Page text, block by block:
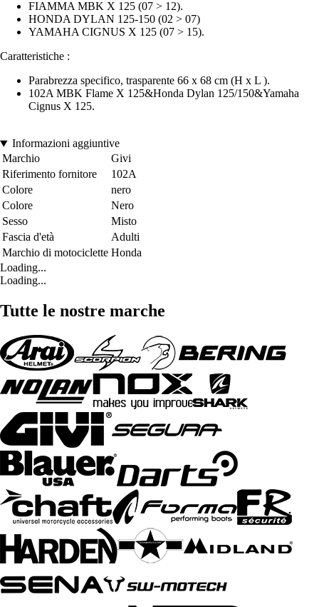
FIAMMA MBK X 125 (07 > 12).
HONDA DYLAN 125-150 (02 > 07)
YAMAHA CIGNUS X 125 (07 > 15).
Caratteristiche :
Parabrezza specifico, trasparente 66 x 68 cm (H x L ).
102A MBK Flame X 125&Honda Dylan 125/150&Yamaha
Cignus X 125.
Informazioni aggiuntive
Marchio
Givi
Riferimento fornitore
102A
Colore
nero
Colore
Nero
Sesso
Misto
Fascia d'età
Adulti
Marchio di motociclette Honda
Loading...
Loading...
Tutte le nostre marche